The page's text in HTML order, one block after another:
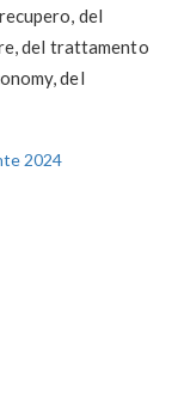
del
del trattamento
del
2024